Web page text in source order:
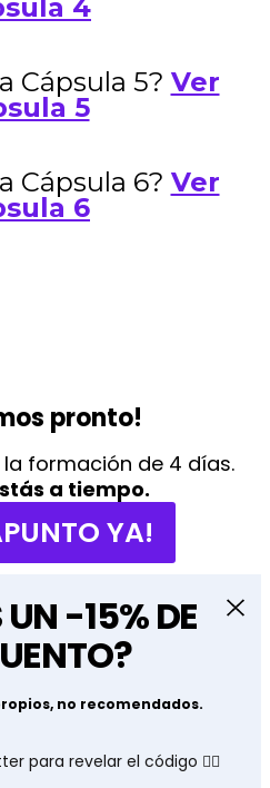
4
Cápsula 5? Ver
5
Cápsula 6? Ver
6
pronto!
la formación de 4 días.
a tiempo.
YA!
UN -15% DE
no recomendados.
para revelar el código 👇🏽